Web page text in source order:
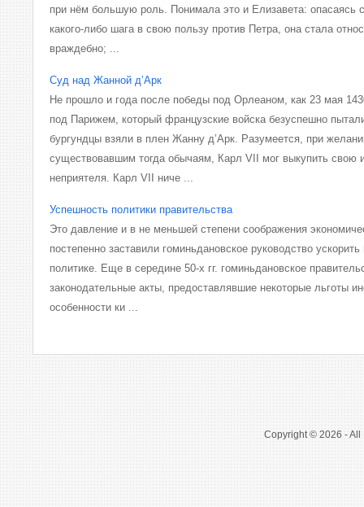
при нём большую роль. Понимала это и Елизавета: опасаясь
какого-либо шага в свою пользу против Петра, она стала
враждебно; ...
Суд над Жанной д’Арк
Не прошло и года после победы под Орлеаном, как 23 мая
под Парижем, который французские войска безуспешно
бургундцы взяли в плен Жанну д’Арк. Разумеется, при
существовавшим тогда обычаям, Карл VII мог выкупить свою
неприятеля. Карл VII ниче ...
Успешность политики правительства
Это давление и в не меньшей степени соображения
постепенно заставили гоминьдановское руководство
политике. Еще в середине 50-х гг. гоминьдановское
законодательные акты, предоставлявшие некоторые льготы
особенности ки ...
Copyright © 2026 - All